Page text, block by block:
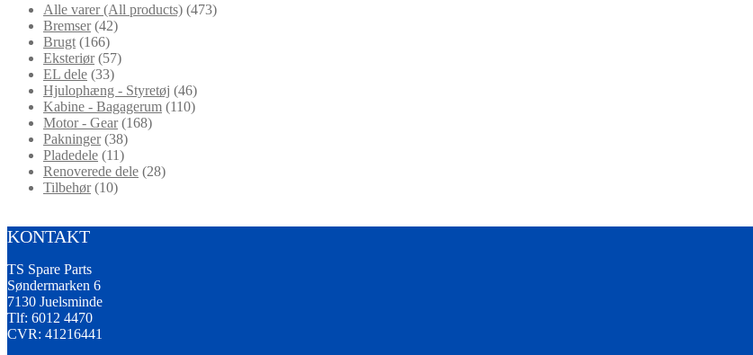
Alle varer (All products) (473)
Bremser (42)
Brugt (166)
Eksteriør (57)
EL dele (33)
Hjulophæng - Styretøj (46)
Kabine - Bagagerum (110)
Motor - Gear (168)
Pakninger (38)
Pladedele (11)
Renoverede dele (28)
Tilbehør (10)
KONTAKT
TS Spare Parts
Søndermarken 6
7130 Juelsminde
Tlf: 6012 4470
CVR: 41216441